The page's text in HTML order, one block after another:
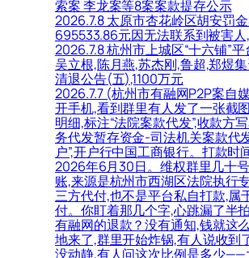
索案 李龙案等8案案款提存公示
2026.7.8 太原市杏花岭区胡安罚
695533.86元因无法联系到被害
2026.7.8 杭州市上城区“十六铺”
吴立根,陈月燕,苏杰刚,鲁超,郑煜
清退公告(五),1100万元
2026.7.7 (杭州市有融网P2P案自
开手机,看到群里有人发了一张截
明细,标注“法院案款代发”,收款方
务代发暂存资金-司法机关案款代
户”,开户行中国工商银行。打款时
2026年6月30日。维权群里几十
账,来源是杭州市西湖区法院执行
三方代付,也不是平台私自打款,属
付。你盯着那几个字,心跳漏了半
有融网的退款？没有通知,钱就这
地来了,群里开始炸锅,有人说收到
没动静,有人问这次比例是多少——